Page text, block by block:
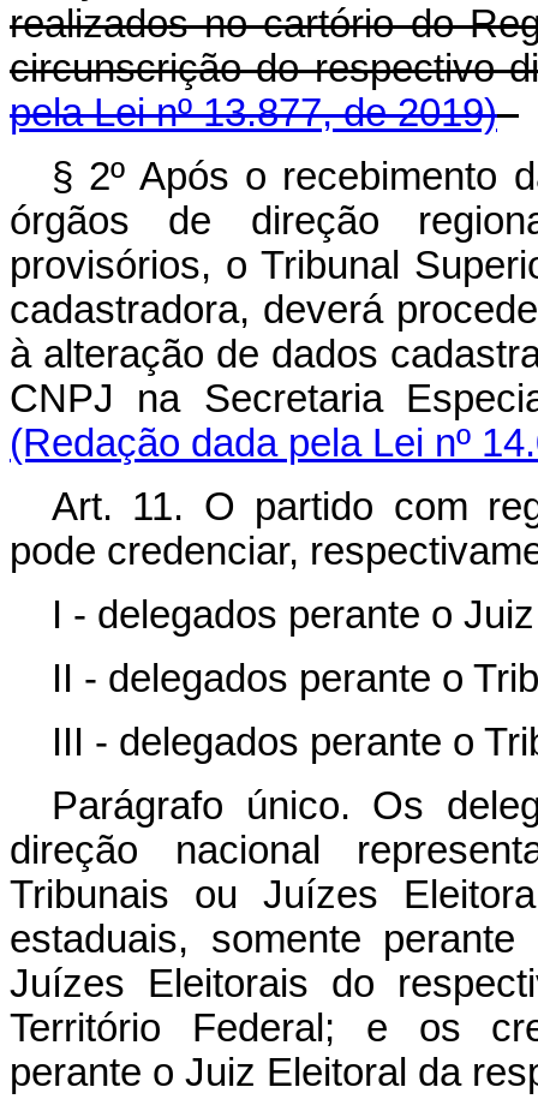
realizados no cartório do
circunscrição do
pela Lei nº 13.877, de 2019)
§ 2º Após o recebimento
órgãos de direção
provisórios, o Tribunal
cadastradora, deverá
à alteração de dados
CNPJ na Secretaria
(Redação dada pela Lei nº
Art. 11. O partido com
pode credenciar,
I - delegados perante o
II - delegados perante o
III - delegados perante o
Parágrafo único. Os
direção nacional
Tribunais ou Juízes
estaduais, somente
Juízes Eleitorais do
Território Federal; e os
perante o Juiz Eleitoral da